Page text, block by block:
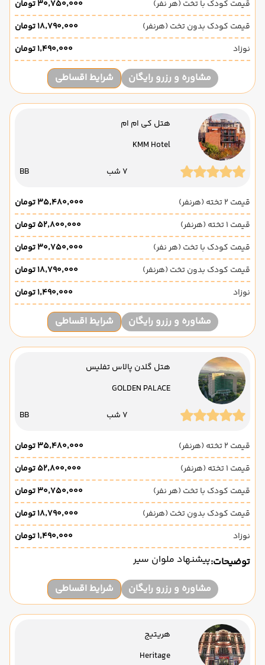
قیمت کودک با تخت (هر نفر)
۳۰٬۷۵۰٬۰۰۰ تومان
قیمت کودک بدون تخت (هرنفر)
۱۸٬۷۹۰٬۰۰۰ تومان
نوزاد
۱٬۴۹۰٬۰۰۰ تومان
مشاوره و رزرو رایگان شرایط اقساطی
هتل کی ام ام
KMM Hotel
7 شب BB
قیمت 2 تخته (هرنفر)
۳۵٬۴۸۰٬۰۰۰ تومان
قیمت 1 تخته (هرنفر)
۵۲٬۸۰۰٬۰۰۰ تومان
قیمت کودک با تخت (هر نفر)
۳۰٬۷۵۰٬۰۰۰ تومان
قیمت کودک بدون تخت (هرنفر)
۱۸٬۷۹۰٬۰۰۰ تومان
نوزاد
۱٬۴۹۰٬۰۰۰ تومان
مشاوره و رزرو رایگان شرایط اقساطی
هتل گلدن پالاس تفلیس
GOLDEN PALACE
7 شب BB
قیمت 2 تخته (هرنفر)
۳۵٬۴۸۰٬۰۰۰ تومان
قیمت 1 تخته (هرنفر)
۵۲٬۸۰۰٬۰۰۰ تومان
قیمت کودک با تخت (هر نفر)
۳۰٬۷۵۰٬۰۰۰ تومان
قیمت کودک بدون تخت (هرنفر)
۱۸٬۷۹۰٬۰۰۰ تومان
نوزاد
۱٬۴۹۰٬۰۰۰ تومان
توضیحات:پیشنهاد ملوان سیر
مشاوره و رزرو رایگان
شرایط اقساطی
هریتیج
Heritage